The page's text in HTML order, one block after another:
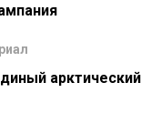
арктический